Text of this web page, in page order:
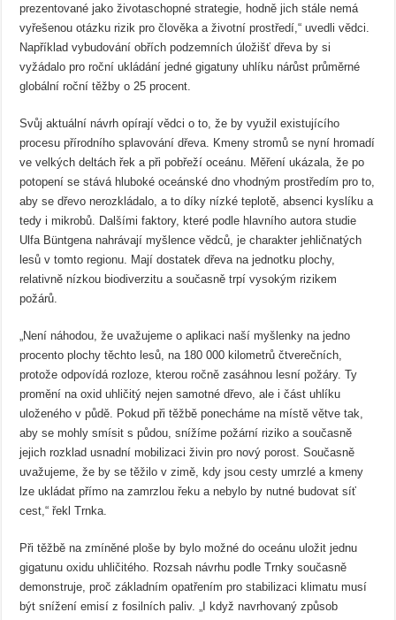
prezentované jako životaschopné strategie, hodně jich stále nemá
vyřešenou otázku rizik pro člověka a životní prostředí,“ uvedli vědci.
Například vybudování obřích podzemních úložišť dřeva by si
vyžádalo pro roční ukládání jedné gigatuny uhlíku nárůst průměrné
globální roční těžby o 25 procent.
Svůj aktuální návrh opírají vědci o to, že by využil existujícího
procesu přírodního splavování dřeva. Kmeny stromů se nyní hromadí
ve velkých deltách řek a při pobřeží oceánu. Měření ukázala, že po
potopení se stává hluboké oceánské dno vhodným prostředím pro to,
aby se dřevo nerozkládalo, a to díky nízké teplotě, absenci kyslíku a
tedy i mikrobů. Dalšími faktory, které podle hlavního autora studie
Ulfa Büntgena nahrávají myšlence vědců, je charakter jehličnatých
lesů v tomto regionu. Mají dostatek dřeva na jednotku plochy,
relativně nízkou biodiverzitu a současně trpí vysokým rizikem
požárů.
„Není náhodou, že uvažujeme o aplikaci naší myšlenky na jedno
procento plochy těchto lesů, na 180 000 kilometrů čtverečních,
protože odpovídá rozloze, kterou ročně zasáhnou lesní požáry. Ty
promění na oxid uhličitý nejen samotné dřevo, ale i část uhlíku
uloženého v půdě. Pokud při těžbě ponecháme na místě větve tak,
aby se mohly smísit s půdou, snížíme požární riziko a současně
jejich rozklad usnadní mobilizaci živin pro nový porost. Současně
uvažujeme, že by se těžilo v zimě, kdy jsou cesty umrzlé a kmeny
lze ukládat přímo na zamrzlou řeku a nebylo by nutné budovat síť
cest,“ řekl Trnka.
Při těžbě na zmíněné ploše by bylo možné do oceánu uložit jednu
gigatunu oxidu uhličitého. Rozsah návrhu podle Trnky současně
demonstruje, proč základním opatřením pro stabilizaci klimatu musí
být snížení emisí z fosilních paliv. „I když navrhovaný způsob